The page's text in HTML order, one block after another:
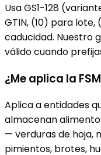
Usa GS1-128
GTIN, (10) para lote,
caducidad. Nuestro
válido cuando
¿Me aplica la
Aplica a entidades
almacenan
— verduras de hoja,
pimientos, brotes,